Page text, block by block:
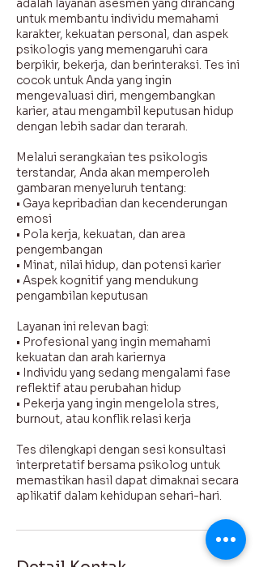
adalah layanan asesmen yang dirancang
untuk membantu individu memahami
karakter, kekuatan personal, dan aspek
psikologis yang memengaruhi cara
berpikir, bekerja, dan berinteraksi. Tes ini
cocok untuk Anda yang ingin
mengevaluasi diri, mengembangkan
karier, atau mengambil keputusan hidup
dengan lebih sadar dan terarah.
Melalui serangkaian tes psikologis
terstandar, Anda akan memperoleh
gambaran menyeluruh tentang:
• Gaya kepribadian dan kecenderungan
emosi
• Pola kerja, kekuatan, dan area
pengembangan
• Minat, nilai hidup, dan potensi karier
• Aspek kognitif yang mendukung
pengambilan keputusan
Layanan ini relevan bagi:
• Profesional yang ingin memahami
kekuatan dan arah kariernya
• Individu yang sedang mengalami fase
reflektif atau perubahan hidup
• Pekerja yang ingin mengelola stres,
burnout, atau konflik relasi kerja
Tes dilengkapi dengan sesi konsultasi
interpretatif bersama psikolog untuk
memastikan hasil dapat dimaknai secara
aplikatif dalam kehidupan sehari-hari.